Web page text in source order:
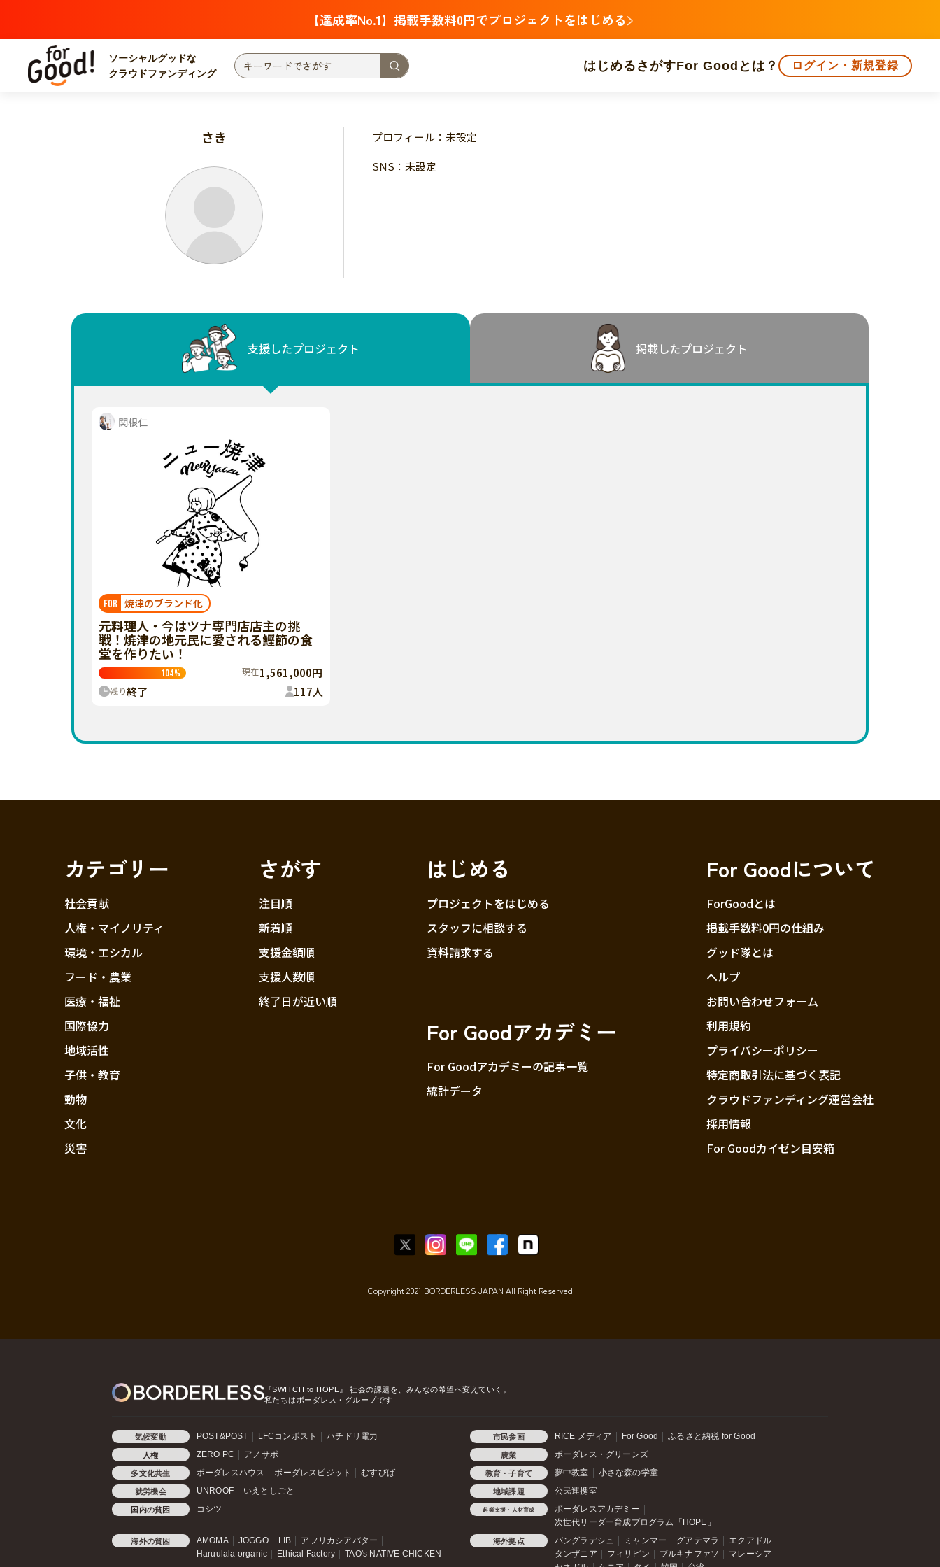
【達成率No.1】掲載手数料0円でプロジェクトをはじめる
ソーシャルグッドな
クラウドファンディング
はじめる さがすFor Goodとは？ ログイン・新規登録
支援金額が多い 支援人数が多い
国際協力 子ども・教育
災害
北海道・東北
関東
新潟
中国
四国
九州・沖縄 福岡 佐賀 長崎 熊本 大分 宮崎 鹿児島 沖縄
さき
プロフィール：未設定
SNS：未設定
支援したプロジェクト 掲載したプロジェクト
関根仁
FOR 焼津のブランド化
元料理人・今はツナ専門店店主の挑
戦！焼津の地元民に愛される鰹節の食
堂を作りたい！
104% 現在1,561,000円
残り終了 117人
カテゴリー
社会貢献
人権・マイノリティ
環境・エシカル
フード・農業
医療・福祉
国際協力
地域活性
子供・教育
動物
文化
災害
さがす
注目順
新着順
支援金額順
支援人数順
終了日が近い順
はじめる
プロジェクトをはじめる
スタッフに相談する
資料請求する
For Goodアカデミー
For Goodアカデミーの記事一覧
統計データ
For Goodについて
ForGoodとは
掲載手数料0円の仕組み
グッド隊とは
ヘルプ
お問い合わせフォーム
利用規約
プライバシーポリシー
特定商取引法に基づく表記
クラウドファンディング運営会社
採用情報
For Goodカイゼン目安箱
Copyright 2021 BORDERLESS JAPAN All Right Reserved
『SWITCH to HOPE』
社会の課題を、みんなの希望へ変えていく。
私たちはボーダレス・グループです
気候変動 POST&POST LFCコンポスト ハチドリ電力 市民参画 RICE メディア For Good ふるさと納税 for Good
人権 ZERO PC アノサポ 農業 ボーダレス・グリーンズ
多文化共生 ボーダレスハウス ボーダレスビジット むすびば 教育・子育て 夢中教室 小さな森の学童
就労機会 UNROOF いえとしごと 地域課題 公民連携室
国内の貧困 コシツ 起業支援・人材育成
ボーダレスアカデミー
次世代リーダー育成プログラム「HOPE」
海外の貧困 AMOMA JOGGO LIB
アフリカシアバター
Haruulala organic
Ethical Factory TAO's NATIVE CHICKEN
海外拠点 バングラデシュ ミャンマー グアテマラ
エクアドル
タンザニア
フィリピン ブルキナファソ
マレーシア